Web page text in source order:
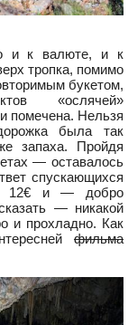
и к валюте, и к
тропка, помимо
букетом,
«ослячей»
помечена. Нельзя
была так
запаха. Пройдя
— оставалось
спускающихся
12€ и — добро
— никакой
и прохладно. Как
фильма